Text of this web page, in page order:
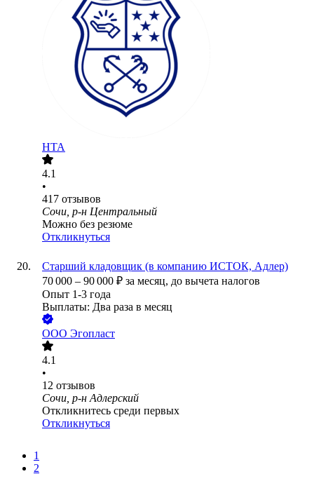
НТА
4.1
•
417 отзывов
Сочи, р-н Центральный
Можно без резюме
Откликнуться
Старший кладовщик (в компанию ИСТОК, Адлер)
70 000 – 90 000 ₽ за месяц, до вычета налогов
Опыт 1-3 года
Выплаты: Два раза в месяц
ООО Эгопласт
4.1
•
12 отзывов
Сочи, р-н Адлерский
Откликнитесь среди первых
Откликнуться
1
2